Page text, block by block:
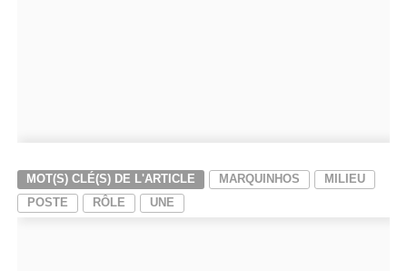
MOT(S) CLÉ(S) DE L'ARTICLE MARQUINHOS
MILIEU
POSTE
RÔLE UNE